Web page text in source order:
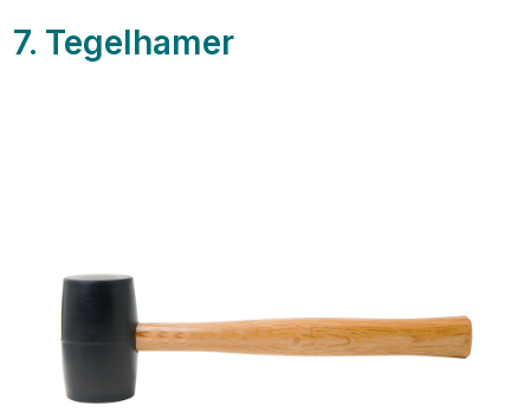
7. Tegelhamer